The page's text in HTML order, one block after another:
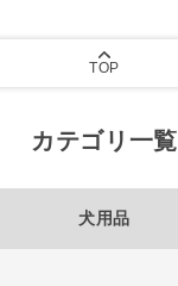
TOP
カテゴリ一覧
犬用品